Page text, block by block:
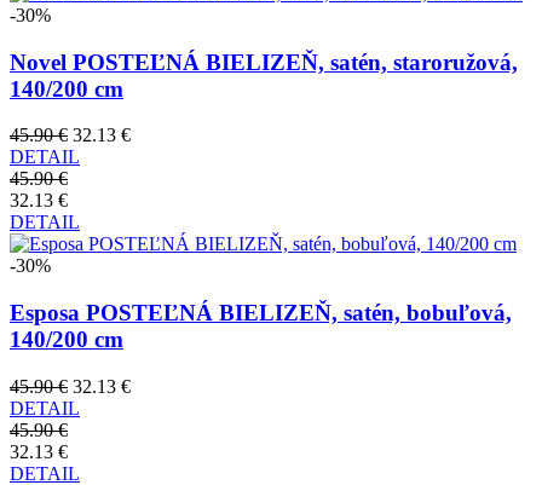
-30%
Novel POSTEĽNÁ BIELIZEŇ, satén, staroružová,
140/200 cm
45.90 € 32.13 €
DETAIL
45.90 €
32.13 €
DETAIL
-30%
Esposa POSTEĽNÁ BIELIZEŇ, satén, bobuľová,
140/200 cm
45.90 € 32.13 €
DETAIL
45.90 €
32.13 €
DETAIL